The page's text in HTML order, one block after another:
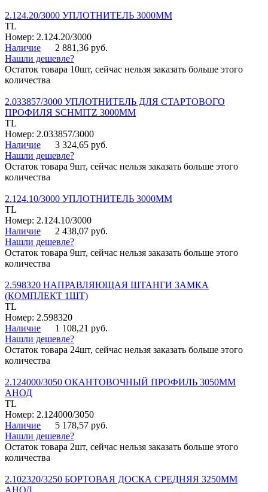
2.124.20/3000 УПЛОТНИТЕЛЬ 3000ММ
TL
Номер: 2.124.20/3000
Наличие
2 881,36 руб.
Нашли дешевле?
Остаток товара 10шт, сейчас нельзя заказать больше этого
количества
2.033857/3000 УПЛОТНИТЕЛЬ ДЛЯ СТАРТОВОГО
ПРОФИЛЯ SCHMITZ 3000ММ
TL
Номер: 2.033857/3000
Наличие
3 324,65 руб.
Нашли дешевле?
Остаток товара 9шт, сейчас нельзя заказать больше этого
количества
2.124.10/3000 УПЛОТНИТЕЛЬ 3000ММ
TL
Номер: 2.124.10/3000
Наличие
2 438,07 руб.
Нашли дешевле?
Остаток товара 9шт, сейчас нельзя заказать больше этого
количества
2.598320 НАПРАВЛЯЮЩАЯ ШТАНГИ ЗАМКА
(КОМПЛЕКТ 1ШТ)
TL
Номер: 2.598320
Наличие
1 108,21 руб.
Нашли дешевле?
Остаток товара 24шт, сейчас нельзя заказать больше этого
количества
2.124000/3050 ОКАНТОВОЧНЫЙ ПРОФИЛЬ 3050ММ
АНОД
TL
Номер: 2.124000/3050
Наличие
5 178,57 руб.
Нашли дешевле?
Остаток товара 2шт, сейчас нельзя заказать больше этого
количества
2.102320/3250 БОРТОВАЯ ДОСКА СРЕДНЯЯ 3250ММ